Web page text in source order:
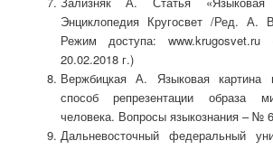
Энциклопедия Кругосвет /Ред. А.
Режим доступа: www.krugosvet.ru
20.02.2018 г.)
Вержбицкая А. Языковая картина
способ репрезентации образа
человека. Вопросы языкознания – №
Дальневосточный федеральный